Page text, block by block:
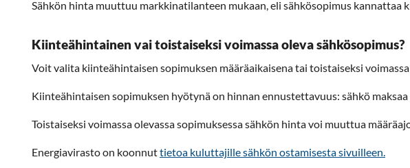
Sähkön hinta muuttuu markkinatilanteen mukaan, eli sähkösopimus
Kiinteähintainen vai toistaiseksi voimassa oleva sähkösopimus?
Voit valita kiinteähintaisen sopimuksen määräaikaisena tai toistaiseksi
Kiinteähintaisen sopimuksen hyötynä on hinnan ennustettavuus: sähkö
Toistaiseksi voimassa olevassa sopimuksessa sähkön hinta voi muuttua
Energiavirasto on koonnuttietoa kuluttajille sähkön ostamisesta sivuilleen.